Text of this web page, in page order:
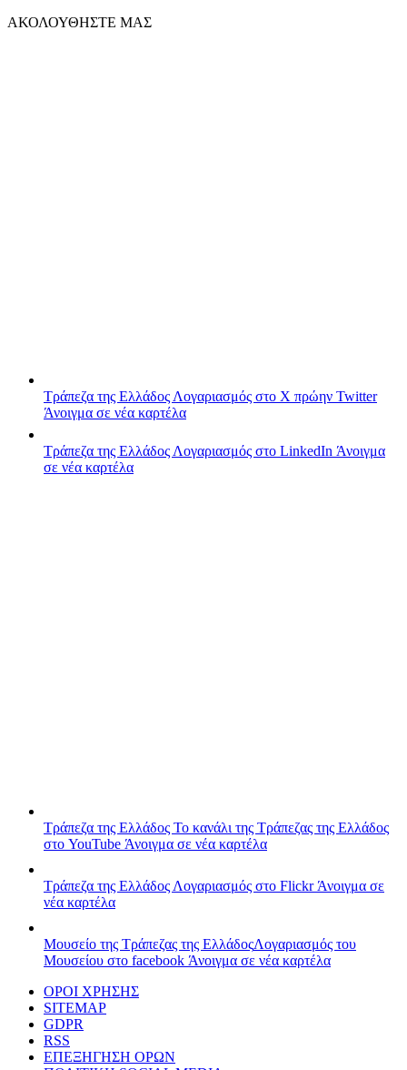
ΑΚΟΛΟΥΘΗΣΤΕ ΜΑΣ
Τράπεζα της Ελλάδος Λογαριασμός στο X πρώην Twitter
Άνοιγμα σε νέα καρτέλα
Τράπεζα της Ελλάδος Λογαριασμός στο LinkedIn Άνοιγμα
σε νέα καρτέλα
Τράπεζα της Ελλάδος Το κανάλι της Τράπεζας της Ελλάδος
στο YouTube Άνοιγμα σε νέα καρτέλα
Τράπεζα της Ελλάδος Λογαριασμός στο FlickrΆνοιγμα σε
νέα καρτέλα
Μουσείο της Τράπεζας της ΕλλάδοςΛογαριασμός του
Μουσείου στο facebook Άνοιγμα σε νέα καρτέλα
ΟΡΟΙ ΧΡΗΣΗΣ
SITEMAP
GDPR
RSS
ΕΠΕΞΗΓΗΣΗ ΟΡΩΝ